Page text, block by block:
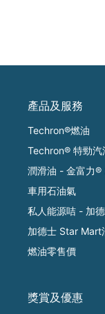
產品及服務
Techron®燃油
Techron® 特勁汽
潤滑油 - 金富力
車用石油氣
私人能源咭 - 加
加德士 Star Mart
燃油零售價
獎賞及優惠